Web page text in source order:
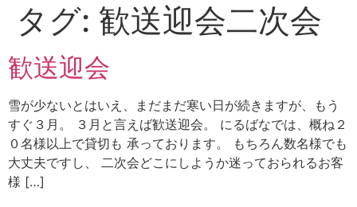
タグ: 歓送迎会二次会
歓送迎会
雪が少ないとはいえ、まだまだ寒い日が続きますが、もう
すぐ３月。 ３月と言えば歓送迎会。 にるばなでは、概ね２
０名様以上で貸切も 承っております。 もちろん数名様でも
大丈夫ですし、 二次会どこにしようか迷っておられるお客
様 […]